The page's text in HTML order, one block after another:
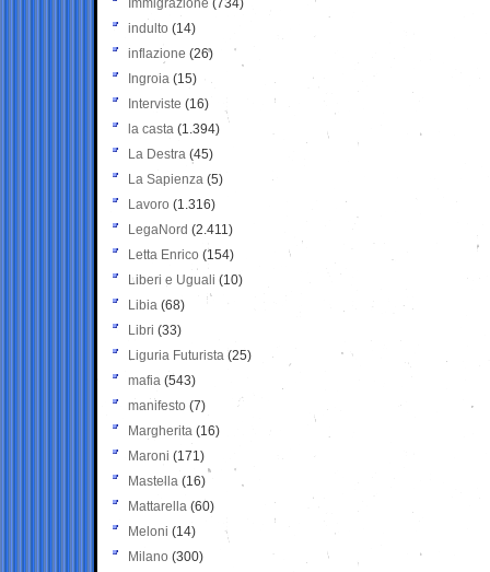
Immigrazione (734)
indulto (14)
inflazione (26)
Ingroia (15)
Interviste (16)
la casta (1.394)
La Destra (45)
La Sapienza (5)
Lavoro (1.316)
LegaNord (2.411)
Letta Enrico (154)
Liberi e Uguali (10)
Libia (68)
Libri (33)
Liguria Futurista (25)
mafia (543)
manifesto (7)
Margherita (16)
Maroni (171)
Mastella (16)
Mattarella (60)
Meloni (14)
Milano (300)